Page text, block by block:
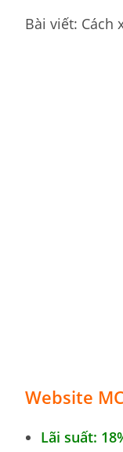
Bài viết: Cách
Website
Lãi suất: